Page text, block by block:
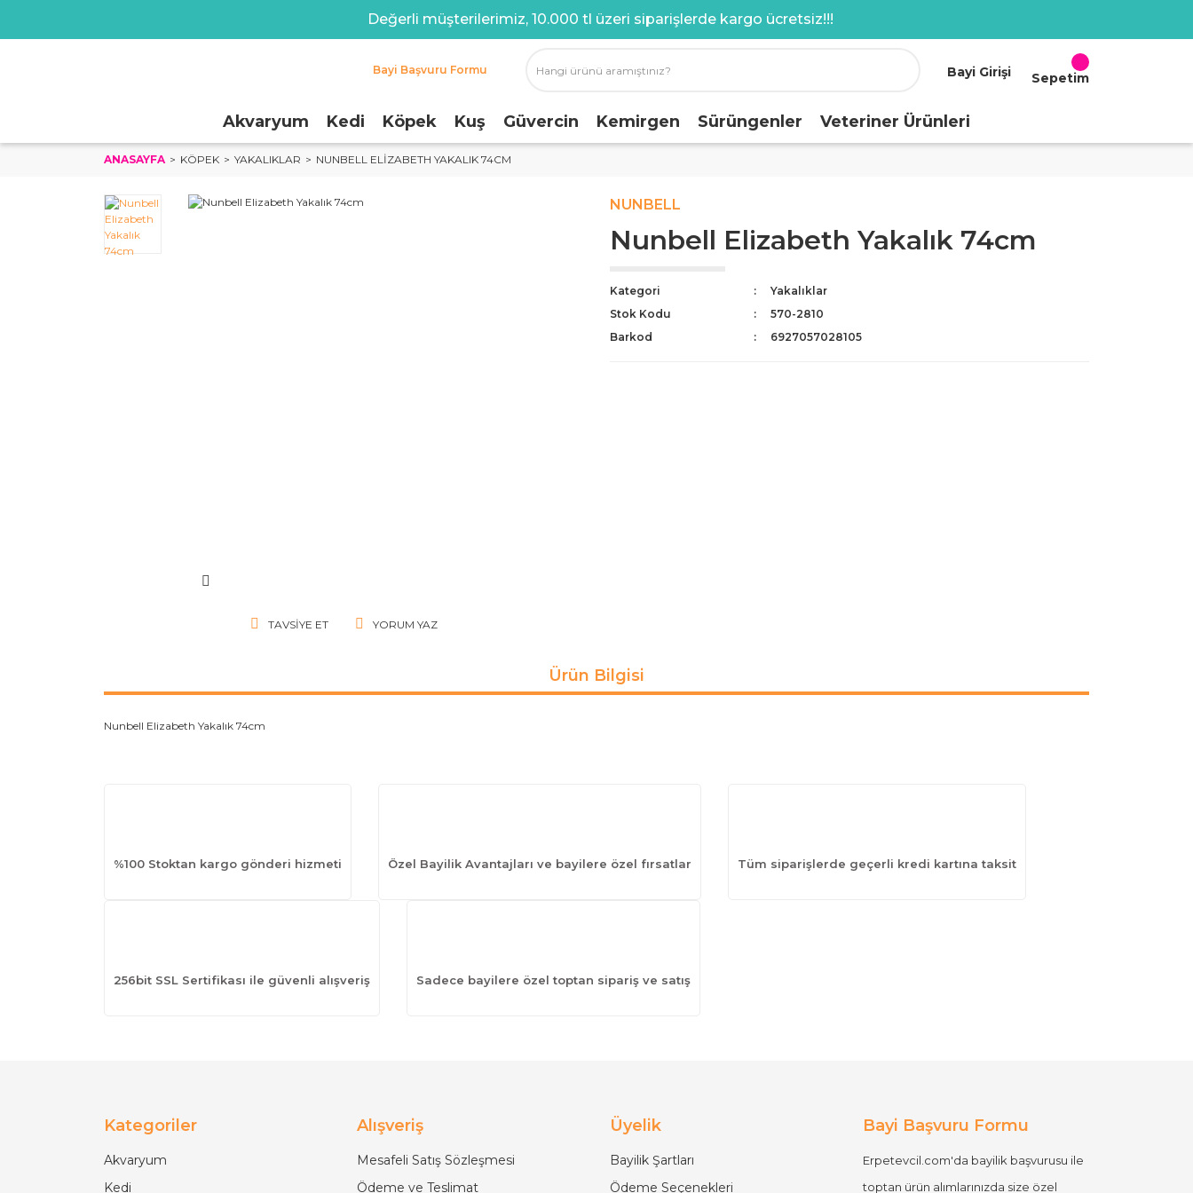
Değerli müşterilerimiz, 10.000 tl üzeri siparişlerde kargo ücretsiz!!!
Bayi Başvuru Formu Bayi Girişi Sepetim
Akvaryum Kedi Köpek Kuş Güvercin Kemirgen Sürüngenler Veteriner Ürünleri
ANASAYFA KÖPEK YAKALIKLAR NUNBELL ELIZABETH YAKALIK 74CM
TAVSIYE ET YORUM YAZ
NUNBELL
Nunbell Elizabeth Yakalık 74cm
Kategori
Yakalıklar
Stok Kodu
570-2810
Barkod
6927057028105
Ürün Bilgisi
Nunbell Elizabeth Yakalık 74cm
%100 Stoktan kargo gönderi hizmeti Özel Bayilik Avantajları ve bayilere özel fırsatlar Tüm siparişlerde geçerli kredi kartına taksit
256bit SSL Sertifikası ile güvenli alışveriş Sadece bayilere özel toptan sipariş ve satış
Kategoriler
Akvaryum
Kedi
Alışveriş
Mesafeli Satış Sözleşmesi
Ödeme ve Teslimat
Üyelik
Bayilik Şartları
Ödeme Seçenekleri
Bayi Başvuru Formu
Erpetevcil.com'da bayilik başvurusu ile
toptan ürün alımlarınızda size özel